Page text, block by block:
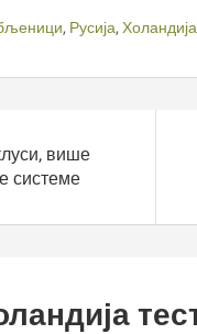
, Русија, Холандија
више
системе